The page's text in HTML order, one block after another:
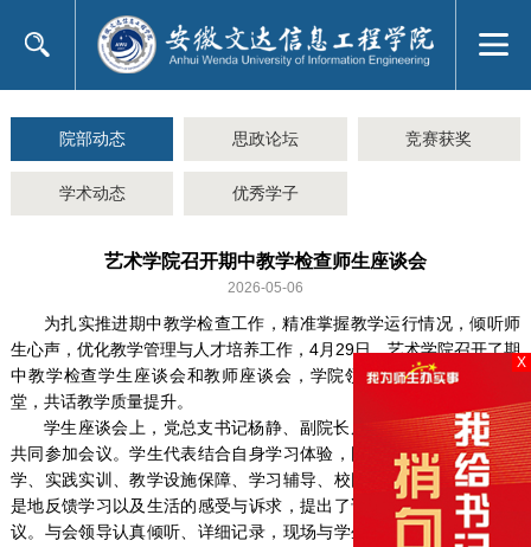
X
院部动态 思政论坛 竞赛获奖
学术动态 优秀学子
艺术学院召开期中教学检查师生座谈会
2026-05-06
为扎实推进期中教学检查工作，精准掌握教学运行情况，倾听师
生心声，优化教学管理与人才培养工作，4月29日，艺术学院召开了期
中教学检查学生座谈会和教师座谈会，学院领导、师生代表齐聚一
堂，共话教学质量提升。
学生座谈会上，党总支书记杨静、副院长周倩、各班级学生代表
共同参加会议。学生代表结合自身学习体验，围绕课程设置、课堂教
学、实践实训、教学设施保障、学习辅导、校园生活等方面，实事求
是地反馈学习以及生活的感受与诉求，提出了诸多针对性的意见和建
议。与会领导认真倾听、详细记录，现场与学生交流互动，及时回应